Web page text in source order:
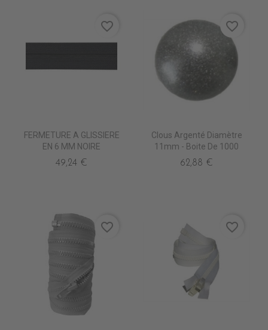
FERMETURE A GLISSIERE
EN 6 MM NOIRE
49,24 €
favorite_border
Clous Argenté Diamètre
11mm - Boite De 1000
62,88 €
favorite_border
favorite_border favorite_border